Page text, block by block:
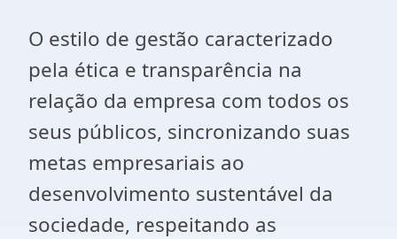
O estilo de gestão caracterizado
pela ética e transparência na
relação da empresa com todos os
seus públicos, sincronizando suas
metas empresariais ao
desenvolvimento sustentável da
sociedade, respeitando as